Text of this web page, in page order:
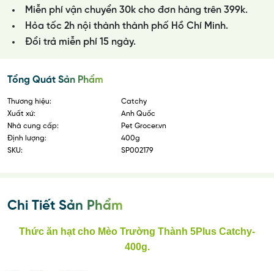
Miễn phí vận chuyển 30k cho đơn hàng trên 399k.
Hỏa tốc 2h nội thành thành phố Hồ Chí Minh.
Đổi trả miễn phí 15 ngày.
Tổng Quát Sản Phẩm
Thương hiệu:
Catchy
Xuất xứ:
Anh Quốc
Nhà cung cấp:
Pet Grocer.vn
Định lượng:
400g
SKU:
SP002179
Chi Tiết Sản Phẩm
Thức ăn hạt cho Mèo Trường Thành 5Plus Catchy-
400g.